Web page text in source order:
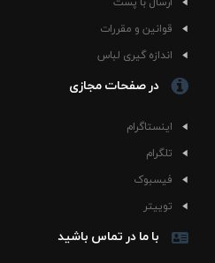
قوانین و مقررات
اندازه گیری لباس
در صفحات مجازی
اینستاگرام
تلگرام
فیسبوک
توییتر
با ما در تماس باشید